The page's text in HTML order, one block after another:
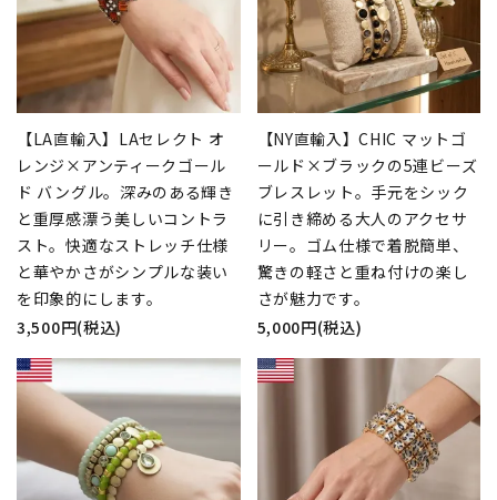
【LA直輸入】LAセレクト オ
レンジ×アンティークゴール
ド バングル。深みのある輝き
と重厚感漂う美しいコントラ
スト。快適なストレッチ仕様
と華やかさがシンプルな装い
を印象的にします。
3,500円(税込)
【NY直輸入】CHIC マットゴ
ールド×ブラックの5連ビーズ
ブレスレット。手元をシック
に引き締める大人のアクセサ
リー。ゴム仕様で着脱簡単、
驚きの軽さと重ね付けの楽し
さが魅力です。
5,000円(税込)